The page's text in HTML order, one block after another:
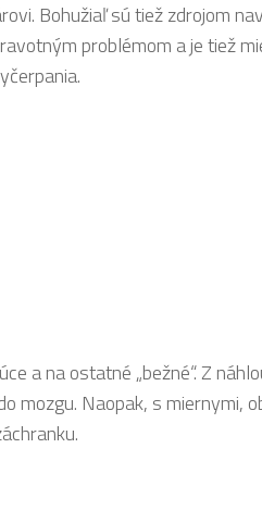
Bohužiaľ sú tiež zdrojom
problémom a je tiež
a na ostatné „bežné“. Z
mozgu. Naopak, s miernymi,